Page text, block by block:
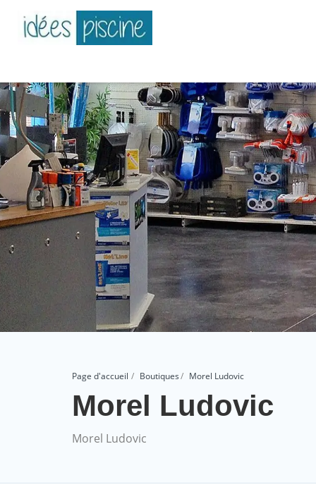
Page d'accueil Boutiques Morel Ludovic
Morel Ludovic
Morel Ludovic